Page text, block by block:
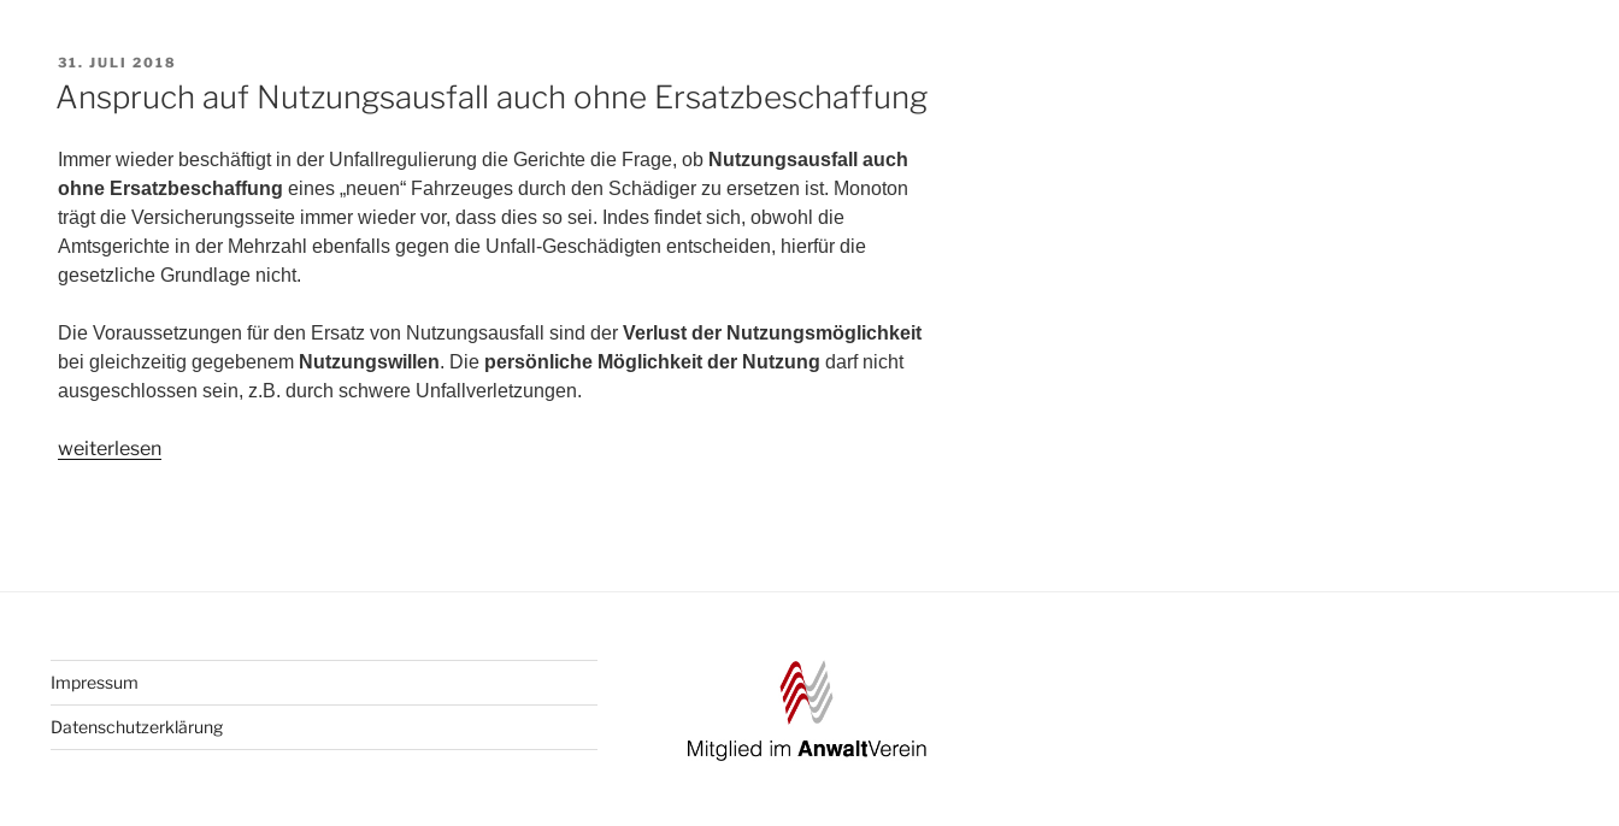
VERÖFFENTLICHT
AM
31. JULI 2018
Anspruch auf Nutzungsausfall auch ohne Ersatzbeschaffung
Immer wieder beschäftigt in der Unfallregulierung die Gerichte die Frage, ob Nutzungsausfall auch
ohne Ersatzbeschaffung eines „neuen“ Fahrzeuges durch den Schädiger zu ersetzen ist. Monoton
trägt die Versicherungsseite immer wieder vor, dass dies so sei. Indes findet sich, obwohl die
Amtsgerichte in der Mehrzahl ebenfalls gegen die Unfall-Geschädigten entscheiden, hierfür die
gesetzliche Grundlage nicht.
Die Voraussetzungen für den Ersatz von Nutzungsausfall sind der Verlust der Nutzungsmöglichkeit
bei gleichzeitig gegebenem Nutzungswillen. Die persönliche Möglichkeit der Nutzung darf nicht
ausgeschlossen sein, z.B. durch schwere Unfallverletzungen.
„Anspruch
weiterlesen
Impressum
Datenschutzerklärung